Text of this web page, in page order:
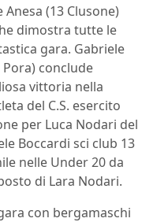
Anesa (13 Clusone)
dimostra tutte le
gara. Gabriele
Pora) conclude
vittoria nella
del C.S. esercito
per Luca Nodari del
Boccardi sci club 13
nelle Under 20 da
di Lara Nodari.
con bergamaschi